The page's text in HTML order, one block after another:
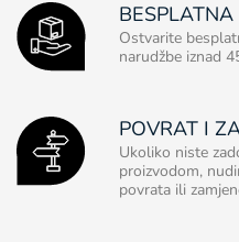
Ostvarite
narudžbe iznad
POVRAT I
Ukoliko niste
proizvodom,
povrata ili